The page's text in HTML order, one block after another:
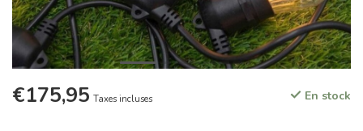
€175,95 Taxes incluses En stock